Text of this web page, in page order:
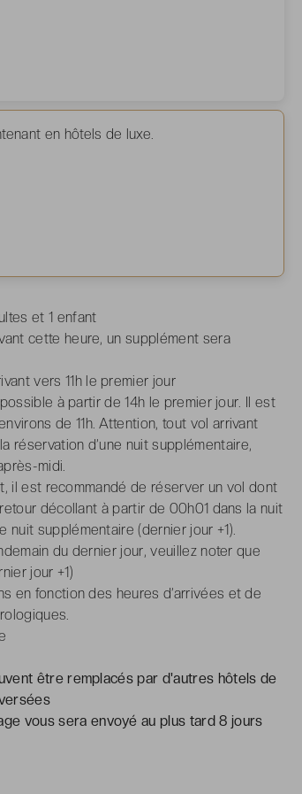
en hôtels de luxe.
et 1 enfant
cette heure, un supplément sera
vers 11h le premier jour
à partir de 14h le premier jour. Il est
de 11h. Attention, tout vol arrivant
d’une nuit supplémentaire,
midi.
il est recommandé de réserver un vol dont
décollant à partir de 00h01 dans la nuit
supplémentaire (dernier jour +1).
du dernier jour, veuillez noter que
jour +1)
en fonction des heures d’arrivées et de
être remplacés par d'autres hôtels de
vous sera envoyé au plus tard 8 jours